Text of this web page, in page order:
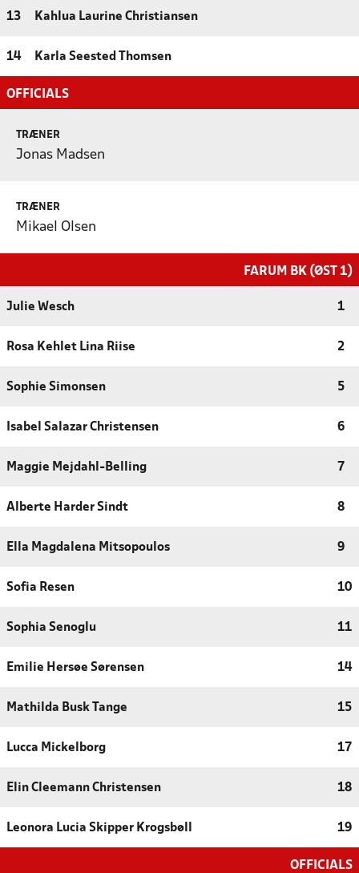
13 Kahlua Laurine Christiansen
14 Karla Seested Thomsen
OFFICIALS
TRÆNER
Jonas Madsen
TRÆNER
Mikael Olsen
FARUM BK (ØST 1)
Julie Wesch 1
Rosa Kehlet Lina Riise 2
Sophie Simonsen 5
Isabel Salazar Christensen 6
Maggie Mejdahl-Belling 7
Alberte Harder Sindt 8
Ella Magdalena Mitsopoulos 9
Sofia Resen 10
Sophia Senoglu 11
Emilie Hersøe Sørensen 14
Mathilda Busk Tange 15
Lucca Mickelborg 17
Elin Cleemann Christensen 18
Leonora Lucia Skipper Krogsbøll 19
OFFICIALS